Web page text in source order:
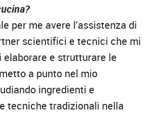
per me avere l’assistenza di
scientifici e tecnici che mi
elaborare e strutturare le
a punto nel mio
ingredienti e
tecniche tradizionali nella